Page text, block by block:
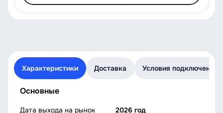
Характеристики Доставка Условия подключения
Основные
Дата выхода на рынок 2026 год